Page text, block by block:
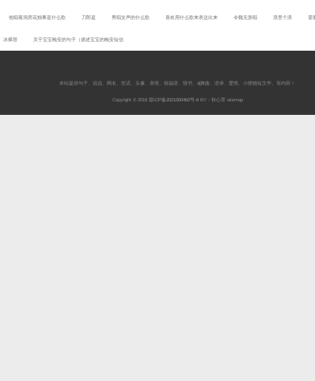
他唱着洞房花烛事是什么歌 刀郎是 男唱女声的什么歌 喜欢用什么歌来表达出来 令魏无羡唱 浪里个浪 需
冰裸替 关于宝宝晚安的句子（描述宝宝的晚安短信
本站提供句子 说说 网名 笑话 头像 表情 祝福语 情书 dj舞曲 语录 爱情 小狸猫短文学 。等内容！
Copyright © 2018 琼ICP备2021000462号-6BY：秋心草 sitemap